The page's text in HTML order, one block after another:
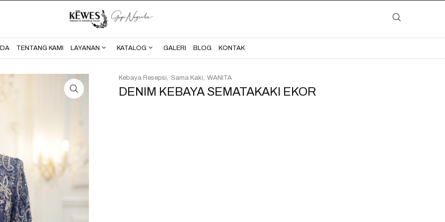
BERANDA KONTAK
TENTANG KAMI LAYANAN KATALOG GALERI BLOG KONTAK
DENIM KEBAYA SEMATAKAKI EKOR
Kebaya Resepsi Sama Kaki WANITA